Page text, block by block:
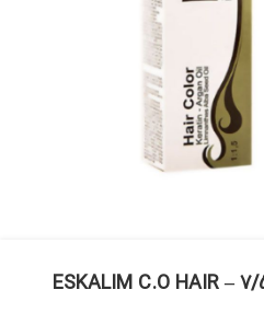
رنگ مو اسکالیم شماره 7/5 – ESKALIM C.O HAIR